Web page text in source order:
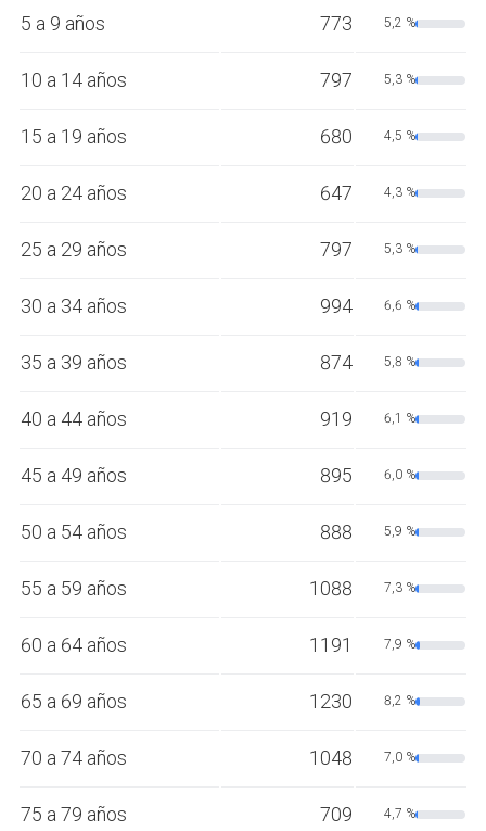
5 a 9 años 773 5,2 %
10 a 14 años 797 5,3 %
15 a 19 años 680 4,5 %
20 a 24 años 647 4,3 %
25 a 29 años 797 5,3 %
30 a 34 años 994 6,6 %
35 a 39 años 874 5,8 %
40 a 44 años 919 6,1 %
45 a 49 años 895 6,0 %
50 a 54 años 888 5,9 %
55 a 59 años 1088 7,3 %
60 a 64 años 1191 7,9 %
65 a 69 años 1230 8,2 %
70 a 74 años 1048 7,0 %
75 a 79 años 709 4,7 %